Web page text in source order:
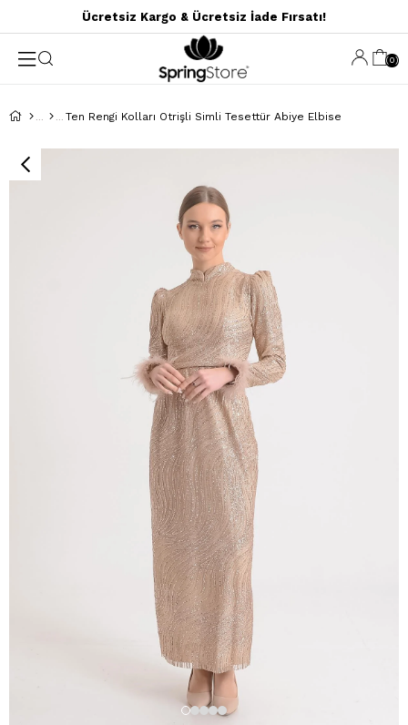
Ücretsiz Kargo & Ücretsiz İade Fırsatı!
0
Ten Rengi Kolları Otrişli Simli Tesettür Abiye Elbise